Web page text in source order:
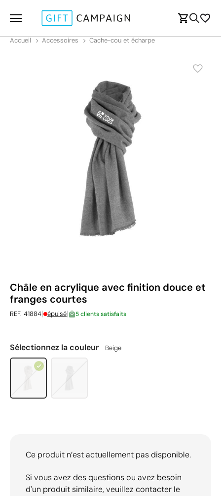
Accueil Accessoires Cache-cou et écharpe
Châle en acrylique avec finition douce et
franges courtes
REF. 41884| épuisé| 5 clients satisfaits
Sélectionnez la couleur Beige
Ce produit n’est actuellement pas disponible.
Si vous avez des questions ou avez besoin
d'un produit similaire, veuillez contacter le